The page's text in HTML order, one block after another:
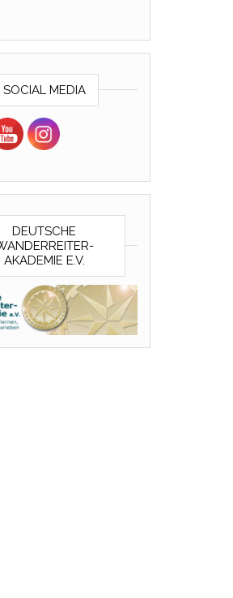
SOCIAL MEDIA
DEUTSCHE
AKADEMIE E.V.